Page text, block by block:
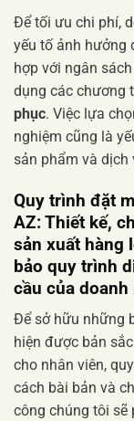
Để tối ưu chi phí,
yếu tố ảnh hưởng
hợp với ngân
dụng các chương
phục. Việc lựa
nghiệm cũng là
sản phẩm và dịch
Quy trình đặt
AZ: Thiết kế,
sản xuất hàng
bảo quy trình
cầu của doanh
Để sở hữu những
hiện được bản
cho nhân viên,
cách bài bản và
công chúng tôi sẽ